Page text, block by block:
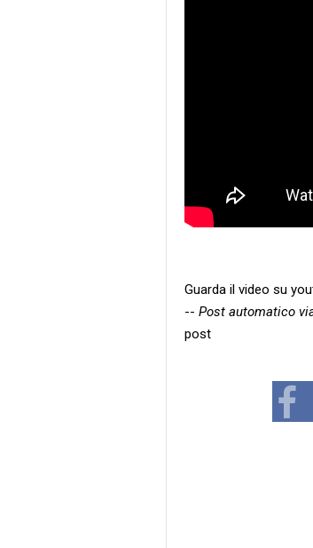
Guarda il video su
-- Post automatico
post